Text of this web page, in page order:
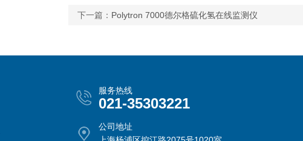
下一篇： Polytron 7000德尔格硫化氢在线监测仪
服务热线
021-35303221
公司地址